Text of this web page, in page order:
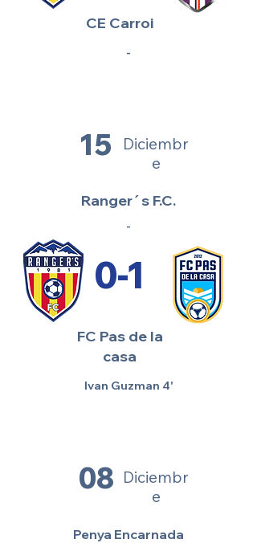
CE Carroi
-
15
Diciembr
e
Ranger´s F.C.
-
0-1
FC Pas de la
casa
Ivan Guzman 4'
08 Diciembr
e
Penya Encarnada